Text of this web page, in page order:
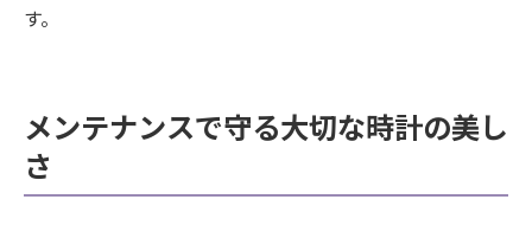
す。
メンテナンスで守る大切な時計の美し
さ